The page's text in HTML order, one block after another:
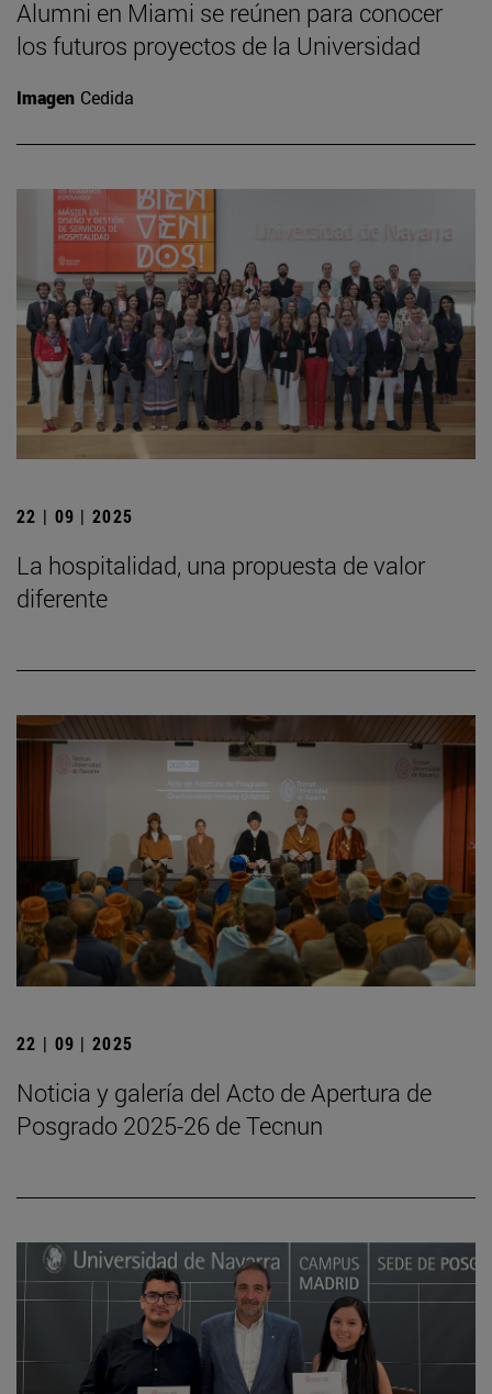
Alumni en Miami se reúnen para conocer
los futuros proyectos de la Universidad
Imagen Cedida
22 | 09 | 2025
La hospitalidad, una propuesta de valor
diferente
22 | 09 | 2025
Noticia y galería del Acto de Apertura de
Posgrado 2025-26 de Tecnun